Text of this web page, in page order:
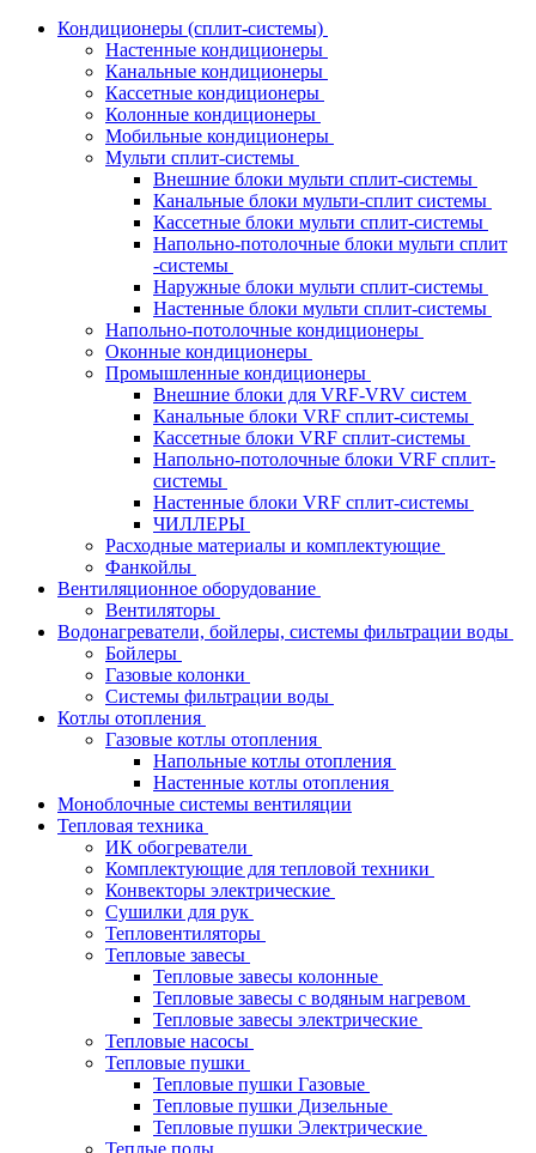
Кондиционеры (сплит-системы)
Настенные кондиционеры
Канальные кондиционеры
Кассетные кондиционеры
Колонные кондиционеры
Мобильные кондиционеры
Мульти сплит-системы
Внешние блоки мульти сплит-системы
Канальные блоки мульти-сплит системы
Кассетные блоки мульти сплит-системы
Напольно-потолочные блоки мульти сплит
-системы
Наружные блоки мульти сплит-системы
Настенные блоки мульти сплит-системы
Напольно-потолочные кондиционеры
Оконные кондиционеры
Промышленные кондиционеры
Внешние блоки для VRF-VRV систем
Канальные блоки VRF сплит-системы
Кассетные блоки VRF сплит-системы
Напольно-потолочные блоки VRF сплит-
системы
Настенные блоки VRF сплит-системы
ЧИЛЛЕРЫ
Расходные материалы и комплектующие
Фанкойлы
Вентиляционное оборудование
Вентиляторы
Водонагреватели, бойлеры, системы фильтрации воды
Бойлеры
Газовые колонки
Системы фильтрации воды
Котлы отопления
Газовые котлы отопления
Напольные котлы отопления
Настенные котлы отопления
Моноблочные системы вентиляции
Тепловая техника
ИК обогреватели
Комплектующие для тепловой техники
Конвекторы электрические
Сушилки для рук
Тепловентиляторы
Тепловые завесы
Тепловые завесы колонные
Тепловые завесы с водяным нагревом
Тепловые завесы электрические
Тепловые насосы
Тепловые пушки
Тепловые пушки Газовые
Тепловые пушки Дизельные
Тепловые пушки Электрические
Теплые полы